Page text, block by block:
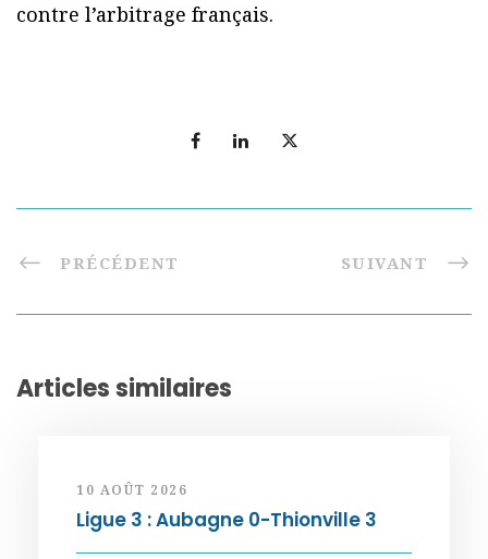
contre l’arbitrage français.
PRÉCÉDENT SUIVANT
Articles similaires
10 AOÛT 2026
Ligue 3 : Aubagne 0-Thionville 3